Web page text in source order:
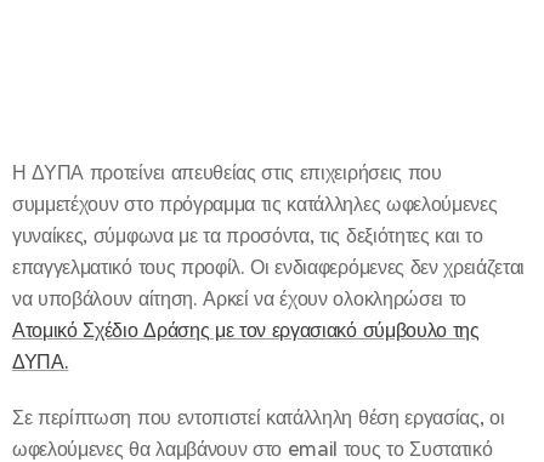
Η ΔΥΠΑ προτείνει απευθείας στις επιχειρήσεις που
συμμετέχουν στο πρόγραμμα τις κατάλληλες ωφελούμενες
γυναίκες, σύμφωνα με τα προσόντα, τις δεξιότητες και το
επαγγελματικό τους προφίλ. Οι ενδιαφερόμενες δεν χρειάζεται
να υποβάλουν αίτηση. Αρκεί να έχουν ολοκληρώσει το
Ατομικό Σχέδιο Δράσης με τον εργασιακό σύμβουλο της
ΔΥΠΑ.
Σε περίπτωση που εντοπιστεί κατάλληλη θέση εργασίας, οι
ωφελούμενες θα λαμβάνουν στο email τους το Συστατικό